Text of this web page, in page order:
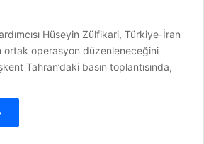
Hüseyin Zülfikari, Türkiye-İran
ortak operasyon düzenleneceğini
Tahran’daki basın toplantısında,